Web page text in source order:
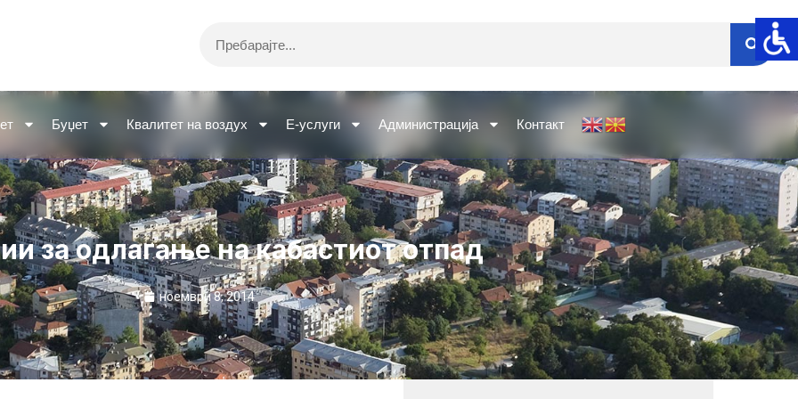
Буџет Квалитет на воздух Е-услуги Администрација Контакт
за одлагање на кабастиот отпад
ноември 8, 2014